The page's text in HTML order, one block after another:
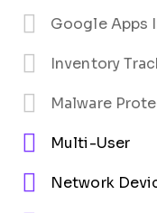
Google Apps
Inventory
Malware
Multi-User
Network